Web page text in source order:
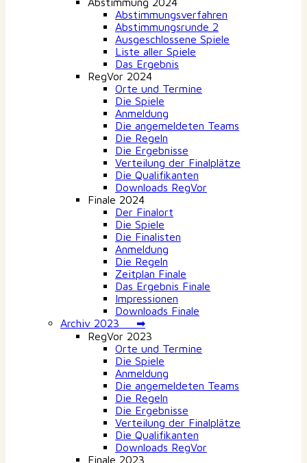
Abstimmungsverfahren
Abstimmungsrunde 2
Ausgeschlossene Spiele
Liste aller Spiele
Das Ergebnis
RegVor 2024
Orte und Termine
Die Spiele
Anmeldung
Die angemeldeten Teams
Die Regeln
Die Ergebnisse
Verteilung der Finalplätze
Die Qualifikanten
Downloads RegVor
Finale 2024
Der Finalort
Die Spiele
Die Finalisten
Anmeldung
Die Regeln
Zeitplan Finale
Das Ergebnis Finale
Impressionen
Downloads Finale
Archiv 2023 ➡
RegVor 2023
Orte und Termine
Die Spiele
Anmeldung
Die angemeldeten Teams
Die Regeln
Die Ergebnisse
Verteilung der Finalplätze
Die Qualifikanten
Downloads RegVor
Finale 2023